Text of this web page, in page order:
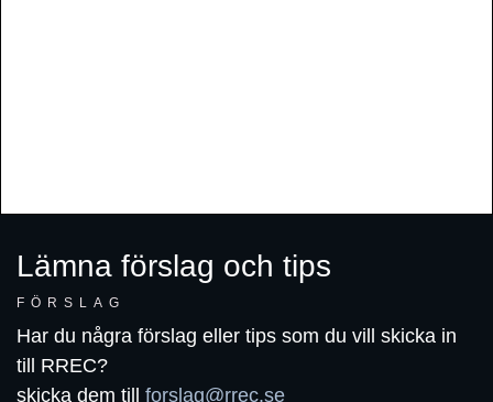
Lämna förslag och tips
FÖRSLAG
Har du några förslag eller tips som du vill skicka in
till RREC?
skicka dem till forslag@rrec.se